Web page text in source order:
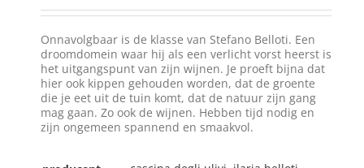
Zoeken
NL
Onnavolgbaar is de klasse van Stefano Belloti. Een
droomdomein waar hij als een verlicht vorst heerst is
het uitgangspunt van zijn wijnen. Je proeft bijna dat
hier ook kippen gehouden worden, dat de groente
die je eet uit de tuin komt, dat de natuur zijn gang
mag gaan. Zo ook de wijnen. Hebben tijd nodig en
zijn ongemeen spannend en smaakvol.